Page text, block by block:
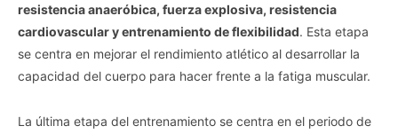
resistencia anaeróbica, fuerza explosiva, resistencia
cardiovascular y entrenamiento de flexibilidad. Esta etapa
se centra en mejorar el rendimiento atlético al desarrollar la
capacidad del cuerpo para hacer frente a la fatiga muscular.
La última etapa del entrenamiento se centra en el periodo de